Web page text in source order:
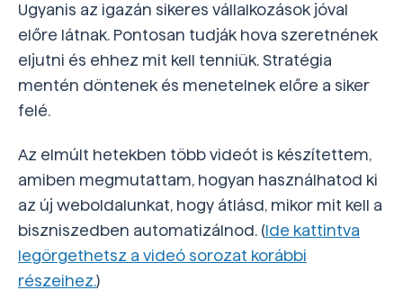
Ugyanis az igazán sikeres vállalkozások jóval
előre látnak. Pontosan tudják hova szeretnének
eljutni és ehhez mit kell tenniük. Stratégia
mentén döntenek és menetelnek előre a siker
felé.
Az elmúlt hetekben több videót is készítettem,
amiben megmutattam, hogyan használhatod ki
az új weboldalunkat, hogy átlásd, mikor mit kell a
biszniszedben automatizálnod. (Ide kattintva
legörgethetsz a videó sorozat korábbi
részeihez.)